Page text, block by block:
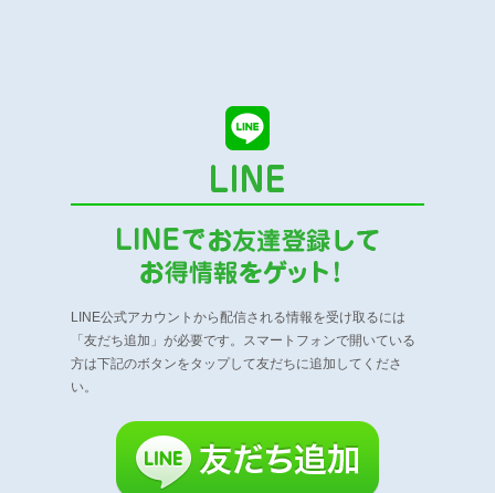
LINE公式アカウントから配信される情報を受け取るには
「友だち追加」が必要です。
スマートフォンで開いている
方は下記のボタンをタップして友だちに追加してくださ
い。